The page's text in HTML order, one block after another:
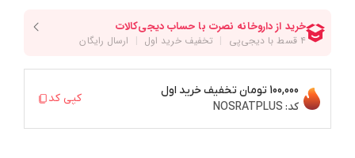
100,000 تومان
تخفیف خرید اول
کد: NOSRATPLUS
کپی کد